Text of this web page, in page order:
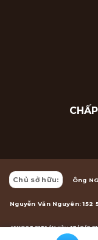
Chủ sở hữu: Ông
Nguyễn Văn Nguyên: 152
41X8030131 (Ngày 13/9/